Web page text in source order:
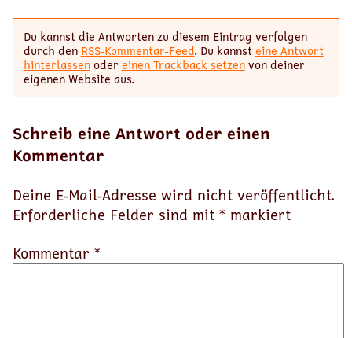
Du kannst die Antworten zu diesem Eintrag verfolgen
durch den RSS-Kommentar-Feed. Du kannsteine Antwort
hinterlassenodereinen Trackback setzenvon deiner
eigenen Website aus.
Schreib eine Antwort oder einen
Kommentar
Deine E-Mail-Adresse wird nicht veröffentlicht.
Erforderliche Felder sind mit * markiert
Kommentar *